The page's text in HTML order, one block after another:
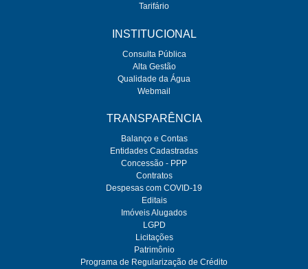
Tarifário
INSTITUCIONAL
Consulta Pública
Alta Gestão
Qualidade da Água
Webmail
TRANSPARÊNCIA
Balanço e Contas
Entidades Cadastradas
Concessão - PPP
Contratos
Despesas com COVID-19
Editais
Imóveis Alugados
LGPD
Licitações
Patrimônio
Programa de Regularização de Crédito